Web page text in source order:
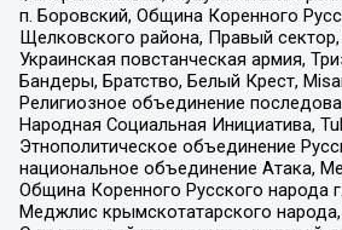
п. Боровский, Община Коренного
Щелковского района, Правый
Украинская повстанческая армия,
Бандеры, Братство, Белый Крест,
Религиозное объединение
Народная Социальная Инициатива,
Этнополитическое объединение
национальное объединение Атака,
Община Коренного Русского народа
Меджлис крымскотатарского